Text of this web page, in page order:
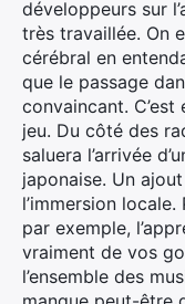
développeurs sur
très travaillée. On
cérébral en
que le passage
convaincant.
jeu. Du côté des
saluera l’arrivée
japonaise. Un
l’immersion locale.
par exemple,
vraiment de vos
l’ensemble des